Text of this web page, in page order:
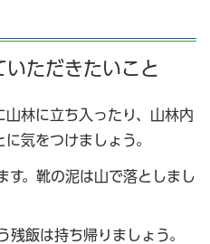
ただきたいこと
林に立ち入ったり、山林内
気をつけましょう。
す。靴の泥は山で落としまし
残飯は持ち帰りましょう。